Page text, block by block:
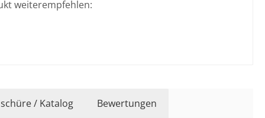
weiterempfehlen:
/ Katalog Bewertungen